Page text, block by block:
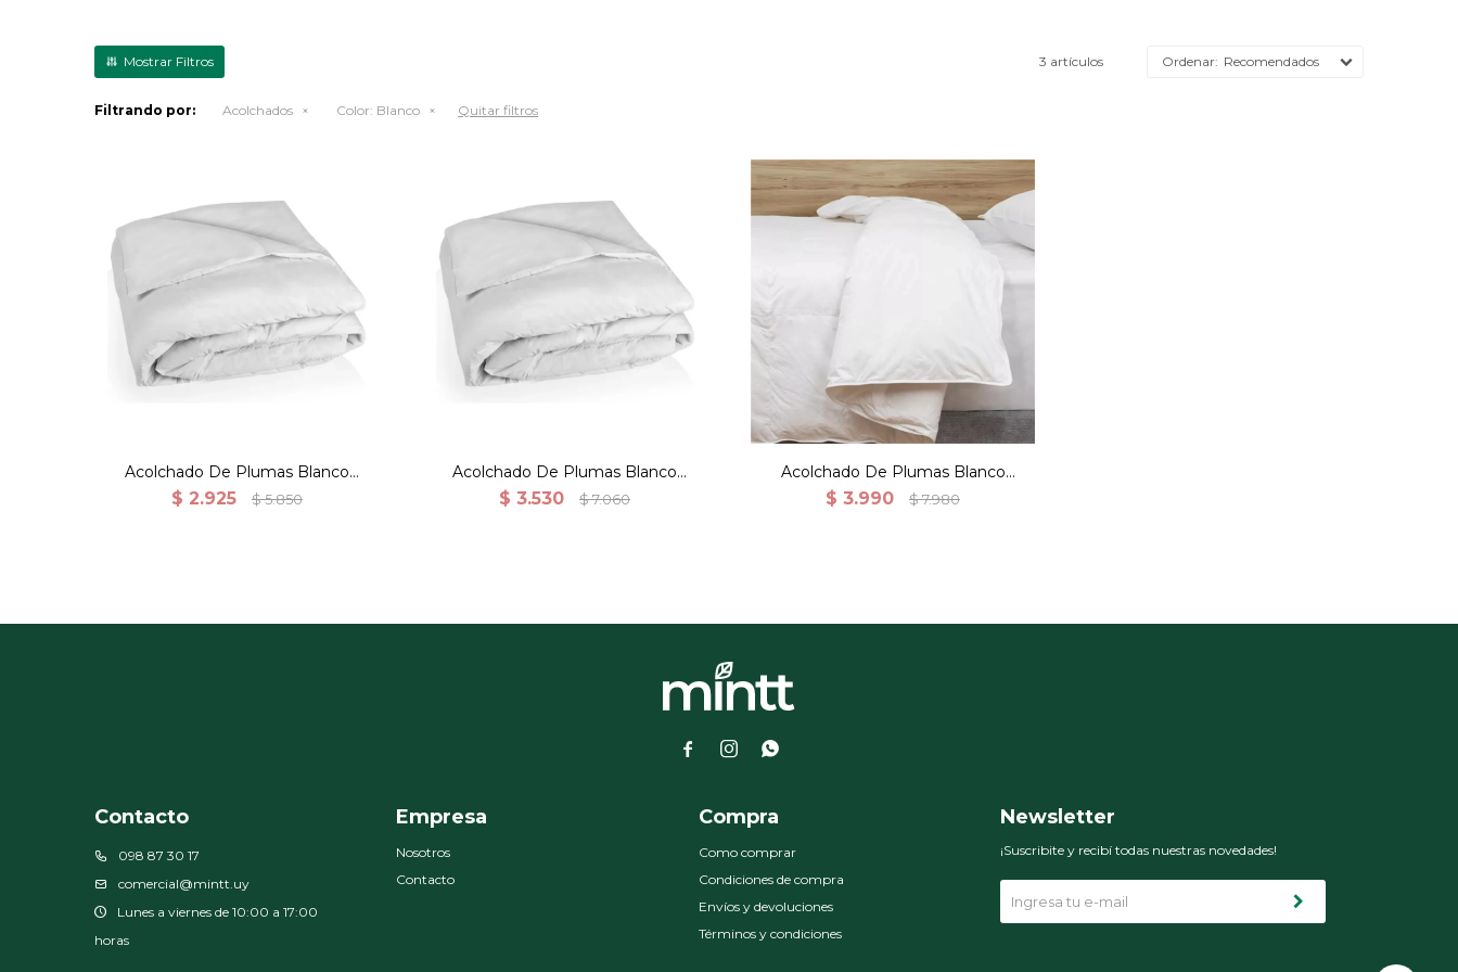
3 artículos Recomendados
Filtrando por: Acolchados Color: Blanco Quitar filtros
Acolchado Pluma 160x220
Acolchado De Plumas Blanco
Calidad Superior 1 Plaza
$ 2.925 $ 5.850
Acolchado Pluma 200x220
Acolchado De Plumas Blanco
Calidad Superior 2 Plazas
$ 3.530 $ 7.060
Acolchado De Plumas Blanco
Calidad Superior Queen
$ 3.990 $ 7.980
  
Contacto
098 87 30 17
comercial@mintt.uy
Lunes a viernes de 10:00 a 17:00
horas
Empresa
Nosotros
Contacto
Compra
Como comprar
Condiciones de compra
Envíos y devoluciones
Términos y condiciones
Newsletter
¡Suscribite y recibí todas nuestras novedades!